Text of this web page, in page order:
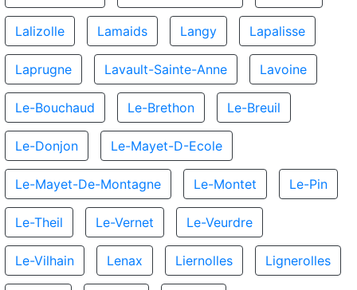
Lalizolle Lamaids Langy Lapalisse
Laprugne Lavault-Sainte-Anne Lavoine
Le-Bouchaud Le-Brethon Le-Breuil
Le-Donjon Le-Mayet-D-Ecole
Le-Mayet-De-Montagne Le-Montet Le-Pin
Le-Theil Le-Vernet Le-Veurdre
Le-Vilhain Lenax Liernolles Lignerolles